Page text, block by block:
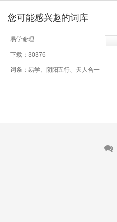
您可能感兴趣的词库
易学命理
下载：30376
词条：易学、阴阳五行、天人合一